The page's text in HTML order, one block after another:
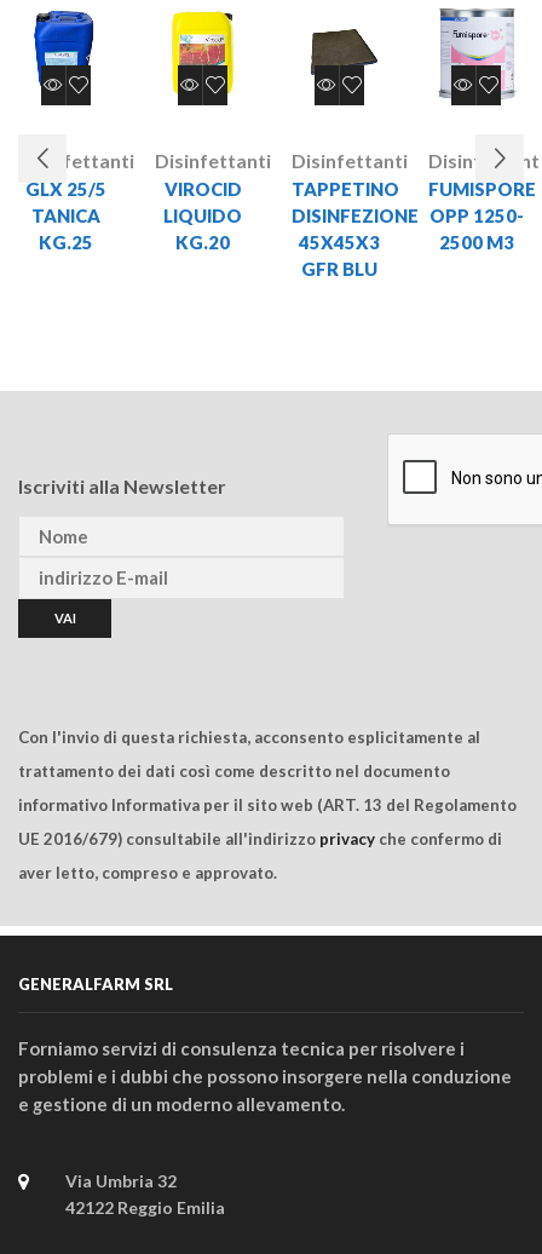
Disinfettanti
GLX 25/5
TANICA
KG.25
Disinfettanti
VIROCID
LIQUIDO
KG.20
Disinfettanti
TAPPETINO
DISINFEZIONE
45X45X3
GFR BLU
FUMISPORE
OPP 1250-
2500 M3
Iscriviti alla Newsletter
Con l'invio di questa richiesta, acconsento esplicitamente al
trattamento dei dati così come descritto nel documento
informativo Informativa per il sito web (ART. 13 del Regolamento
UE 2016/679) consultabile all'indirizzo privacy che confermo di
aver letto, compreso e approvato.
GENERALFARM SRL
Forniamo servizi di consulenza tecnica per risolvere i
problemi e i dubbi che possono insorgere nella conduzione
e gestione di un moderno allevamento.
Via Umbria 32
42122 Reggio Emilia